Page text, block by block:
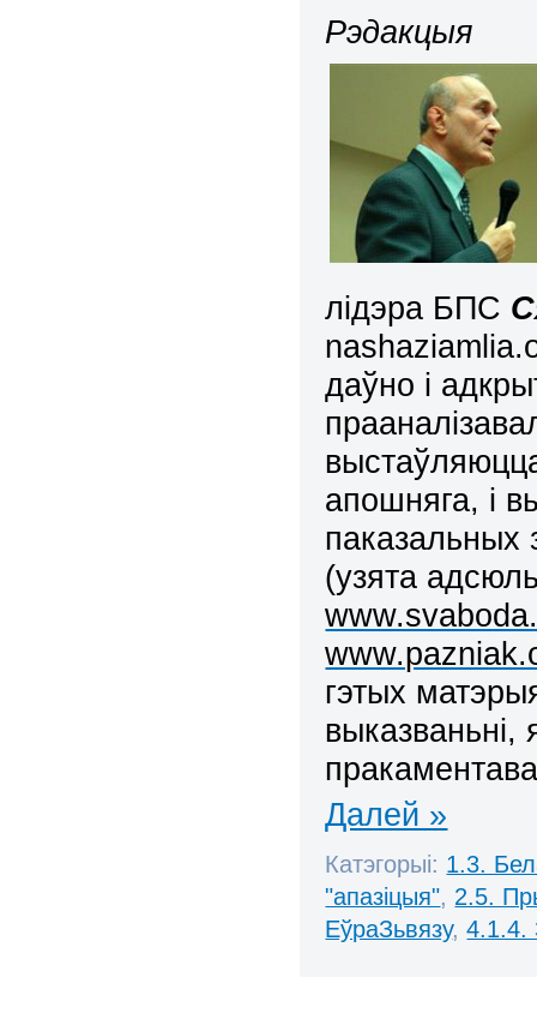
Рэдакцыя
лідэра БПС
даўно і
апошняга, і
паказальных
(узята
гэтых
выказваньні,
Далей »
Катэгорыі: 1.3.
"апазіцыя", 2.5.
ЕўраЗьвязу,4.1.4.